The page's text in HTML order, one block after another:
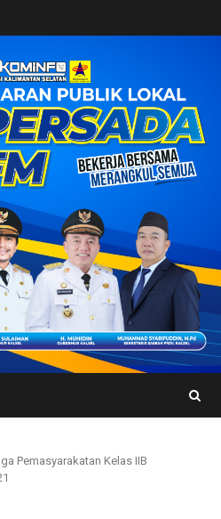
Pemasyarakatan Kelas IIB